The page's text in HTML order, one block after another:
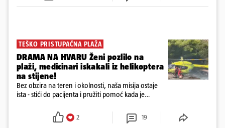
TEŠKO PRISTUPAČNA PLAŽA
DRAMA NA HVARU Ženi pozlilo na
plaži, medicinari iskakali iz helikoptera
na stijene!
Bez obzira na teren i okolnosti, naša misija ostaje
ista - stići do pacijenta i pružiti pomoć kada je
2 19